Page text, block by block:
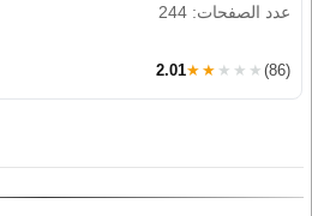
عدد الصفحات: 244
2.01★★★★★ (86)